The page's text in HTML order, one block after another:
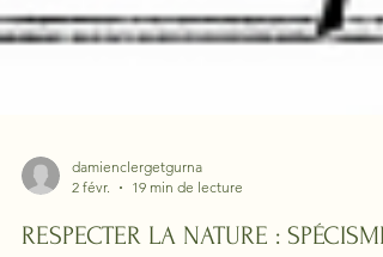
2 févr.
19 min de lecture